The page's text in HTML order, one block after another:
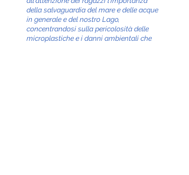
della salvaguardia del mare e delle acque
in generale e del nostro Lago,
concentrandosi sulla pericolosità delle
microplastiche e i danni ambientali che